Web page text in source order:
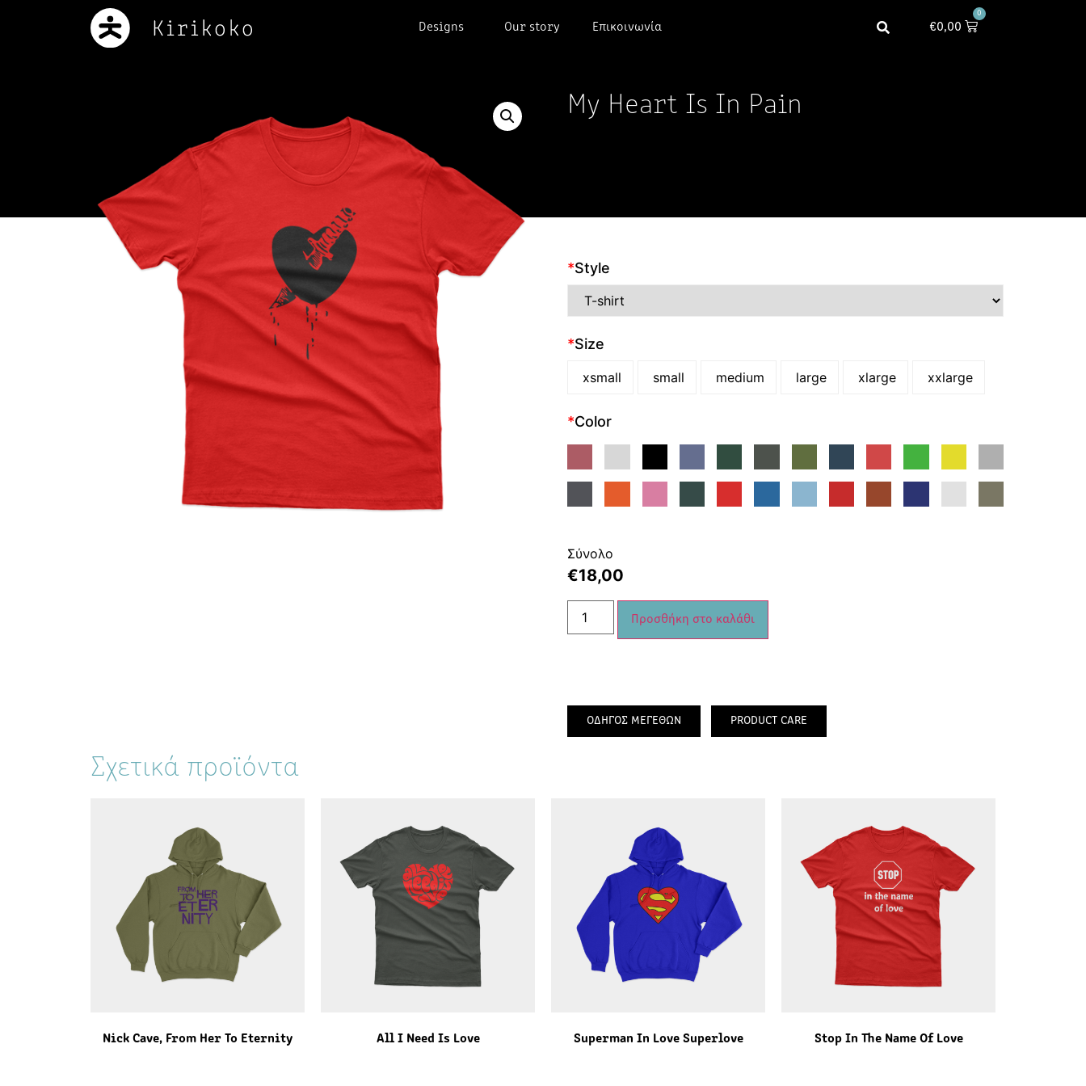
Designs Our story Επικοινωνία €0,00
0
My Heart Is In Pain
*Style
*Size
xsmall small medium large xlarge xxlarge
*Color
Σύνολο
€18,00
Προσθήκη στο καλάθι
ΟΔΗΓΟΣ ΜΕΓΕΘΩΝ PRODUCT CARE
Σχετικά προϊόντα
Nick Cave, From Her To Eternity All I Need Is Love Superman In Love Superlove Stop In The Name Of Love